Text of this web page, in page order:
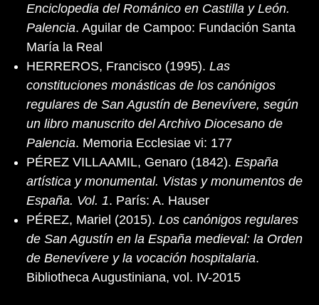
Enciclopedia del Románico en Castilla y León.
Palencia. Aguilar de Campoo: Fundación Santa
María la Real
HERREROS, Francisco (1995). Las
constituciones monásticas de los canónigos
regulares de San Agustín de Benevívere, según
un libro manuscrito del Archivo Diocesano de
Palencia. Memoria Ecclesiae vi: 177
PÉREZ VILLAAMIL, Genaro (1842). España
artística y monumental. Vistas y monumentos de
España. Vol. 1. París: A. Hauser
PÉREZ, Mariel (2015). Los canónigos regulares
de San Agustín en la España medieval: la Orden
de Benevívere y la vocación hospitalaria.
Bibliotheca Augustiniana, vol. IV-2015